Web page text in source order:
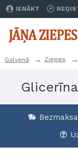
IENĀKT
Galvenā Ziepes